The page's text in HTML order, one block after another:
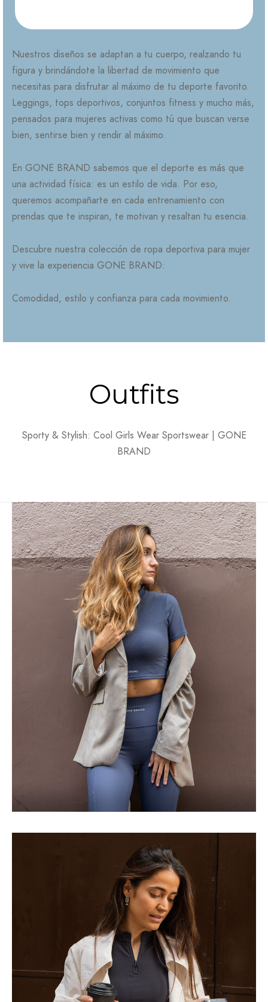
Nuestros diseños se adaptan a tu cuerpo, realzando tu
figura y brindándote la libertad de movimiento que
necesitas para disfrutar al máximo de tu deporte favorito.
Leggings, tops deportivos, conjuntos fitness y mucho más,
pensados para mujeres activas como tú que buscan verse
bien, sentirse bien y rendir al máximo.
En GONE BRAND sabemos que el deporte es más que
una actividad física: es un estilo de vida. Por eso,
queremos acompañarte en cada entrenamiento con
prendas que te inspiran, te motivan y resaltan tu esencia.
Descubre nuestra colección de ropa deportiva para mujer
y vive la experiencia GONE BRAND:
Comodidad, estilo y confianza para cada movimiento.
Outfits
Sporty & Stylish: Cool Girls Wear Sportswear | GONE
BRAND